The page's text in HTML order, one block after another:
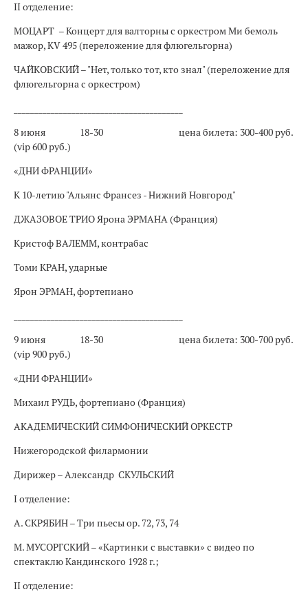
II отделение:
МОЦАРТ – Концерт для валторны с оркестром Ми бемоль
мажор, KV 495 (переложение для флюгельгорна)
ЧАЙКОВСКИЙ – "Нет, только тот, кто знал" (переложение для
флюгельгорна с оркестром)
8 июня
18-30
цена билета: 300-400 руб.
(vip 600 руб.)
«ДНИ ФРАНЦИИ»
К 10-летию "Альянс Франсез - Нижний Новгород"
ДЖАЗОВОЕ ТРИО Ярона ЭРМАНА (Франция)
Кристоф ВАЛЕММ, контрабас
Томи КРАН, ударные
Ярон ЭРМАН, фортепиано
9 июня
18-30
цена билета: 300-700 руб.
(vip 900 руб.)
«ДНИ ФРАНЦИИ»
Михаил РУДЬ, фортепиано (Франция)
АКАДЕМИЧЕСКИЙ СИМФОНИЧЕСКИЙ ОРКЕСТР
Нижегородской филармонии
Дирижер – Александр СКУЛЬСКИЙ
I отделение:
А. СКРЯБИН – Три пьесы ор. 72, 73, 74
М. МУСОРГСКИЙ – «Картинки с выставки» с видео по
спектаклю Кандинского 1928 г.;
II отделение: